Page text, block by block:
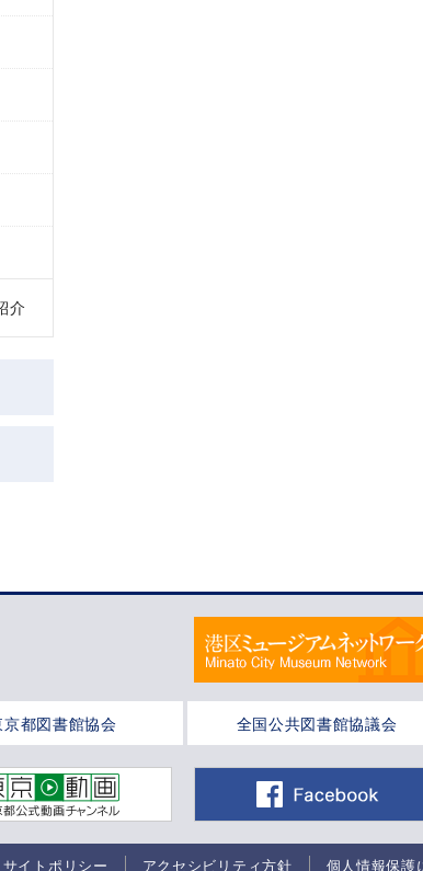
介
京都図書館協会 全国公共図書館協議会
サイトポリシー アクセシビリティ方針 個人情報保護